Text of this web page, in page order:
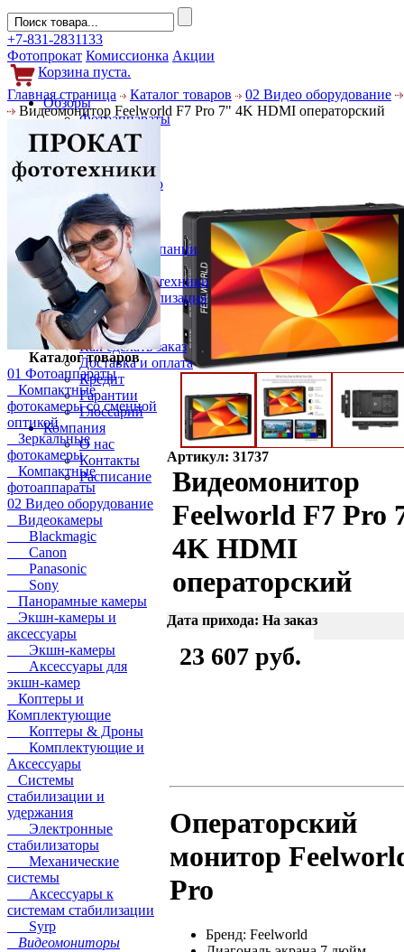
+7-831-2831133
Фотопрокат Комиссионка Акции
Корзина пуста.
Обзоры
Фотоаппараты
Объективы
Фильтры
Новости
Фото и видео
Гаджеты
Аксессуары
Слухи
Новости компании
Услуги
Прокат фототехники
Выкуп и реализация
Покупателям
Акции
Как сделать заказ
Доставка и оплата
Кредит
Гарантии
Глоссарий
Компания
О нас
Контакты
Расписание
Главная страница Каталог товаров
02 Видео оборудование
Видеомонитор Feelworld F7 Pro 7" 4K HDMI операторский
Каталог товаров
01 Фотоаппараты
Компактные
фотокамеры со сменной
оптикой
Зеркальные
фотокамеры
Компактные
фотоаппараты
02 Видео оборудование
Видеокамеры
Blackmagic
Canon
Panasonic
Sony
Панорамные камеры
Экшн-камеры и
аксессуары
Экшн-камеры
Аксессуары для
экшн-камер
Коптеры и
Комплектующие
Коптеры & Дроны
Комплектующие и
Аксессуары
Системы
стабилизации и
удержания
Электронные
стабилизаторы
Механические
системы
Аксессуары к
системам стабилизации
Syrp
Видеомониторы
Артикул: 31737
Видеомонитор
Feelworld F7 Pro
4K HDMI
операторский
Дата прихода: На заказ
23 607 руб.
Операторский
монитор
Pro
Бренд: Feelworld